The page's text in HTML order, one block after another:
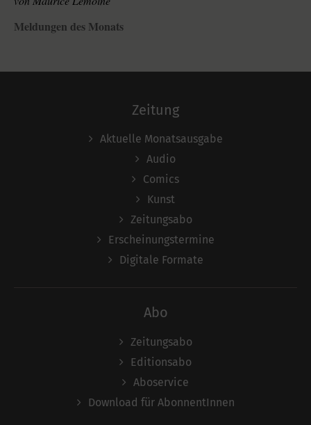
Meldungen des Monats
Zeitung
Aktuelle Monatsausgabe
Audio
Comics
Kunst
Zeitungsabo
Erscheinungstermine
Digitale Formate
Abo
Zeitungsabo
Editionsabo
Aboservice
Download für AbonnentInnen